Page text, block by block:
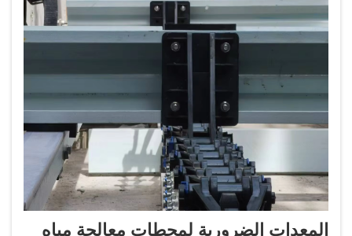
المعدات الضرورية لمحطات معالجة مياه